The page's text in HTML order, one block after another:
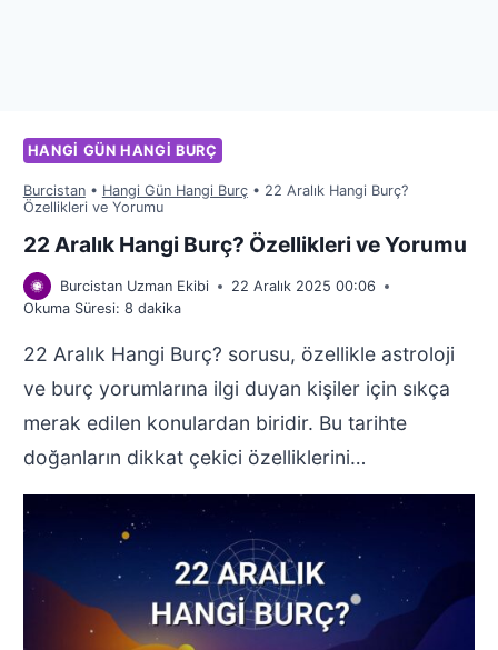
HANGI GÜN HANGI BURÇ
Burcistan• Hangi Gün Hangi Burç• 22 Aralık Hangi Burç?
Özellikleri ve Yorumu
22 Aralık Hangi Burç? Özellikleri ve Yorumu
Burcistan Uzman Ekibi
22 Aralık 2025 00:06
Okuma Süresi: 8 dakika
22 Aralık Hangi Burç? sorusu, özellikle astroloji
ve burç yorumlarına ilgi duyan kişiler için sıkça
merak edilen konulardan biridir. Bu tarihte
doğanların dikkat çekici özelliklerini…